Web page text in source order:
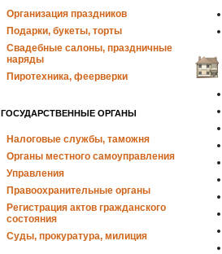
Организация праздников
Подарки, букеты, торты
Свадебные салоны, праздничные
наряды
Пиротехника, феерверки
ГОСУДАРСТВЕННЫЕ ОРГАНЫ
Налоговые службы, таможня
Органы местного самоуправления
Управления
Правоохранительные органы
Регистрация актов гражданского
состояния
Суды, прокуратура, милиция